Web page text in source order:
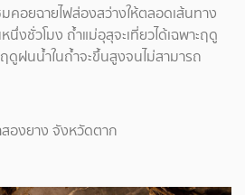
คอยฉายไฟส่องสว่างให้ตลอดเส้นทาง
นึ่งชั่วโมง ถ้ำแม่อุสุจะเที่ยวได้เฉพาะฤดู
ดูฝนน้ำในถ้ำจะขึ้นสูงจนไม่สามารถ
องยาง จังหวัดตาก